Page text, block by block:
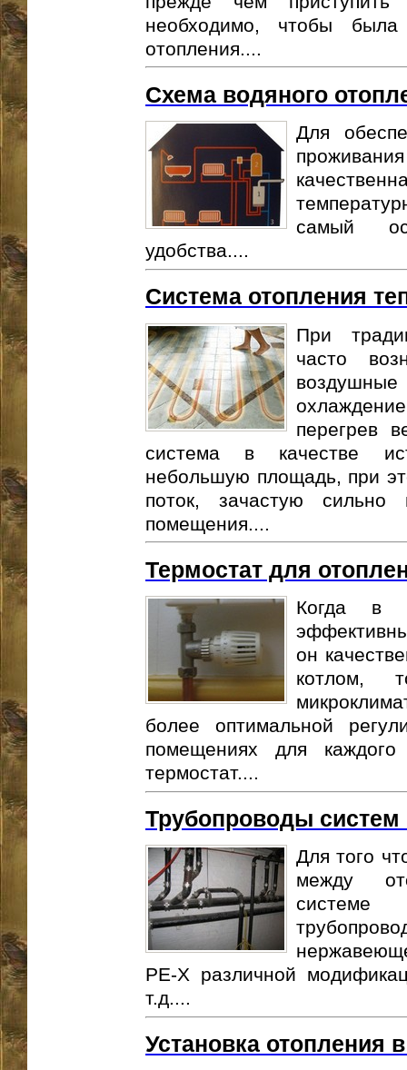
необходимо, чтобы была
отопления....
Схема водяного
Для
самый
удобства....
Система отопления
При
часто
перегрев
система в качестве
небольшую площадь, при
поток, зачастую сильно
помещения....
Термостат для
Когда в
он
котлом,
более оптимальной
помещениях для
термостат....
Трубопроводы систем
Для того
между
системе
РЕ-Х различной
т.д....
Установка отопления